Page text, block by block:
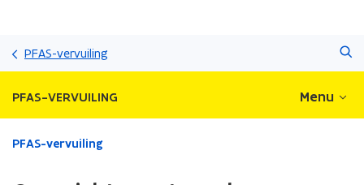
gaan
PFAS-vervuiling
PFAS-VERVUILING Menu
Gedaan
PFAS-vervuiling